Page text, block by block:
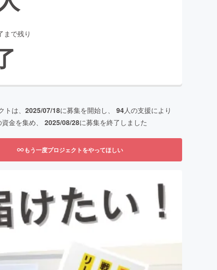
まで残り
は、 2025/07/18に募集を開始し、 94人の支援により
金を集め、 2025/08/28に募集を終了しました
もう一度プロジェクトをやってほしい